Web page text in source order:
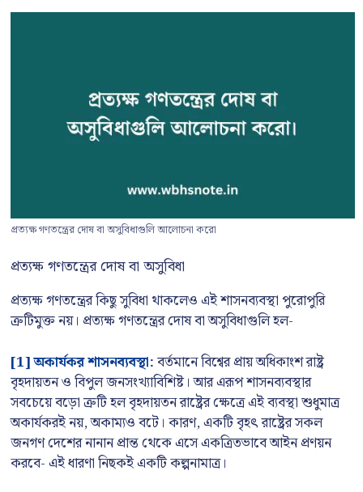
প্রত্যক্ষ গণতন্ত্রের দোষ বা অসুবিধাগুলি আলোচনা করো
প্রত্যক্ষ গণতন্ত্রের দোষ বা অসুবিধা
প্রত্যক্ষ গণতন্ত্রের কিছু সুবিধা থাকলেও এই শাসনব্যবস্থা পুরোপুরি
ত্রুটিমুক্ত নয়। প্রত্যক্ষ গণতন্ত্রের দোষ বা অসুবিধাগুলি হল-
[1] অকার্যকর শাসনব্যবস্থা:বর্তমানে বিশ্বের প্রায় অধিকাংশ রাষ্ট্র
বৃহদায়তন ও বিপুল জনসংখ্যাবিশিষ্ট। আর এরূপ শাসনব্যবস্থার
সবচেয়ে বড়ো ত্রুটি হল বৃহদায়তন রাষ্ট্রের ক্ষেত্রে এই ব্যবস্থা শুধুমাত্র
অকার্যকরই নয়, অকাম্যও বটে। কারণ, একটি বৃহৎ রাষ্ট্রের সকল
জনগণ দেশের নানান প্রান্ত থেকে এসে একত্রিতভাবে আইন প্রণয়ন
করবে- এই ধারণা নিছকই একটি কল্পনামাত্র।